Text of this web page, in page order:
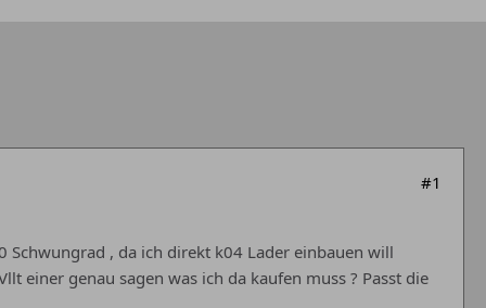
#1
, da ich direkt k04 Lader einbauen will
einer genau sagen was ich da kaufen muss ? Passt die